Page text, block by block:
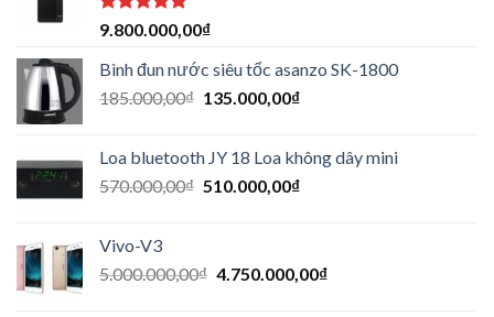
Được xếp
5 sao
9.800.000,00₫
Bình đun nước siêu tốc asanzo SK-1800
185.000,00₫ 135.000,00₫
Loa bluetooth JY 18 Loa không dây mini
570.000,00₫ 510.000,00₫
Vivo-V3
5.000.000,00₫ 4.750.000,00₫